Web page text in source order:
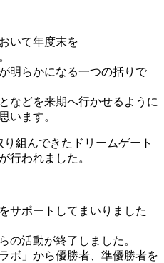
いて年度末を
明らかになる一つの括りで
などを来期へ行かせるように
います。
組んできたドリームゲート
行われました。
サポートしてまいりました
の活動が終了しました。
ボ」から優勝者、準優勝者を